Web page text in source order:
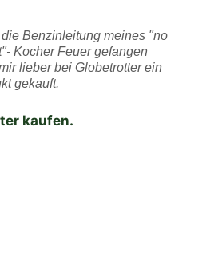
Benzinleitung meines "no
Kocher Feuer gefangen
lieber bei Globetrotter ein
gekauft.
kaufen.